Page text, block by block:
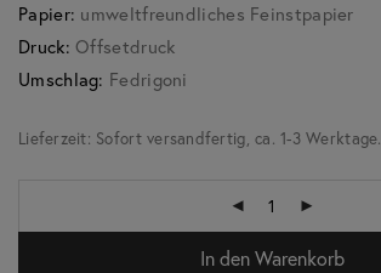
Papier: umweltfreundliches Feinstpapier
Druck: Offsetdruck
Umschlag: Fedrigoni
Lieferzeit: Sofort versandfertig, ca. 1-3 Werktage.
In den Warenkorb